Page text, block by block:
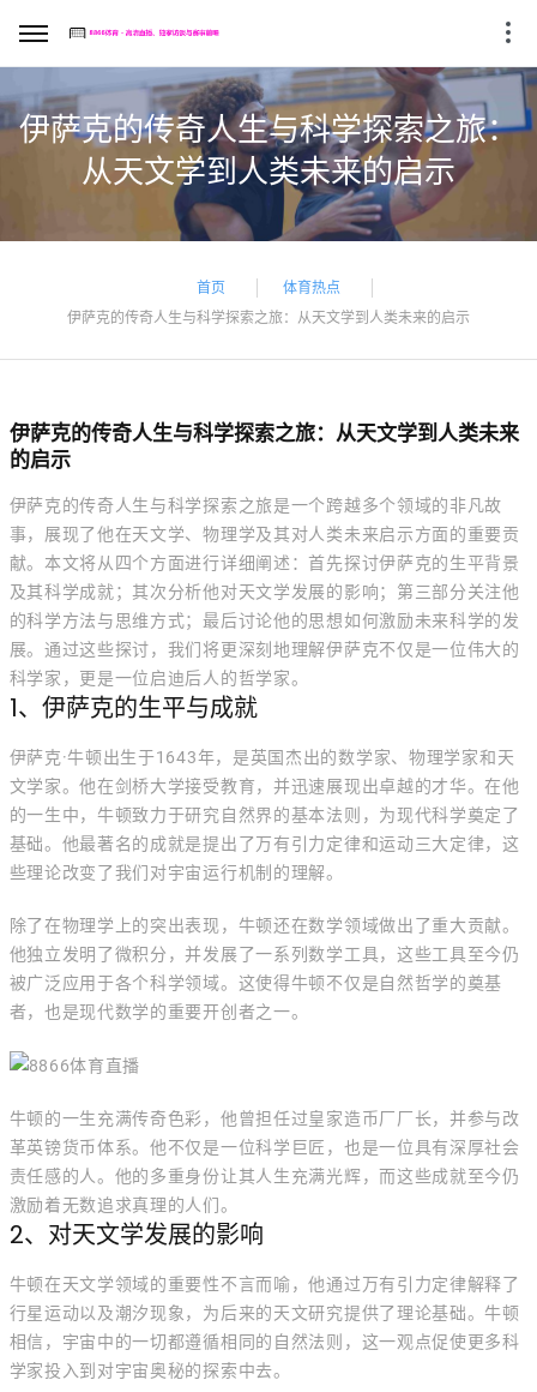
伊萨克的传奇人生与科学探索之旅：
从天文学到人类未来的启示
首页
体育热点
伊萨克的传奇人生与科学探索之旅：从天文学到人类未来的启示
伊萨克的传奇人生与科学探索之旅：从天文学到人类未来
的启示
伊萨克的传奇人生与科学探索之旅是一个跨越多个领域的非凡故
事，展现了他在天文学、物理学及其对人类未来启示方面的重要贡
献。本文将从四个方面进行详细阐述：首先探讨伊萨克的生平背景
及其科学成就；其次分析他对天文学发展的影响；第三部分关注他
的科学方法与思维方式；最后讨论他的思想如何激励未来科学的发
展。通过这些探讨，我们将更深刻地理解伊萨克不仅是一位伟大的
科学家，更是一位启迪后人的哲学家。
1、伊萨克的生平与成就
伊萨克·牛顿出生于1643年，是英国杰出的数学家、物理学家和天
文学家。他在剑桥大学接受教育，并迅速展现出卓越的才华。在他
的一生中，牛顿致力于研究自然界的基本法则，为现代科学奠定了
基础。他最著名的成就是提出了万有引力定律和运动三大定律，这
些理论改变了我们对宇宙运行机制的理解。
除了在物理学上的突出表现，牛顿还在数学领域做出了重大贡献。
他独立发明了微积分，并发展了一系列数学工具，这些工具至今仍
被广泛应用于各个科学领域。这使得牛顿不仅是自然哲学的奠基
者，也是现代数学的重要开创者之一。
牛顿的一生充满传奇色彩，他曾担任过皇家造币厂厂长，并参与改
革英镑货币体系。他不仅是一位科学巨匠，也是一位具有深厚社会
责任感的人。他的多重身份让其人生充满光辉，而这些成就至今仍
激励着无数追求真理的人们。
2、对天文学发展的影响
牛顿在天文学领域的重要性不言而喻，他通过万有引力定律解释了
行星运动以及潮汐现象，为后来的天文研究提供了理论基础。牛顿
相信，宇宙中的一切都遵循相同的自然法则，这一观点促使更多科
学家投入到对宇宙奥秘的探索中去。